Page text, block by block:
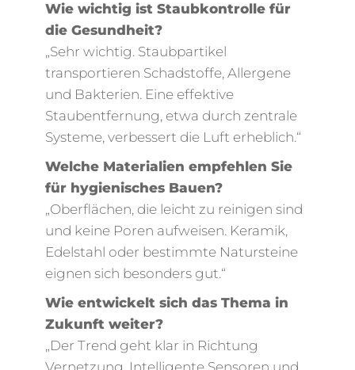
Wie wichtig ist Staubkontrolle für
die Gesundheit?
„Sehr wichtig. Staubpartikel
transportieren Schadstoffe, Allergene
und Bakterien. Eine effektive
Staubentfernung, etwa durch zentrale
Systeme, verbessert die Luft erheblich.“
Welche Materialien empfehlen Sie
für hygienisches Bauen?
„Oberflächen, die leicht zu reinigen sind
und keine Poren aufweisen. Keramik,
Edelstahl oder bestimmte Natursteine
eignen sich besonders gut.“
Wie entwickelt sich das Thema in
Zukunft weiter?
„Der Trend geht klar in Richtung